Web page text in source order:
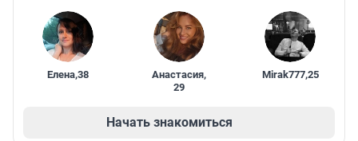
Елена,38 Анастасия,
29
Mirak777,25
Начать знакомиться